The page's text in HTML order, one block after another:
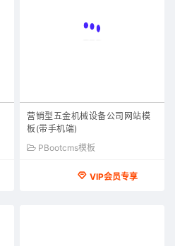
营销型五金机械设备公司网站模
板(带手机端)
PBootcms模板
VIP会员专享